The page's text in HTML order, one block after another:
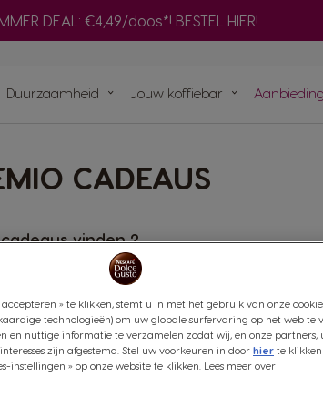
DEAL: €4,49/doos*! BESTEL HIER!
Snel opnieuw
Vind het beste systeem voor jou
Adapter
een selectie zwarte NEO-
Duurzaamheid Jouw koffiebar
CADEAUS
vinden ?
met een creditcard ?
aanvaard voor betalingen met
levering ontvangen en door welke
accepteren » te klikken, stemt u in met het gebruik van onze
technologieën) om uw globale surfervaring op het web te
en nuttige informatie te verzamelen zodat wij, en onze partners,
zijn afgestemd. Stel uw voorkeuren in door hier te
instellingen » op onze website te klikken. Lees meer over